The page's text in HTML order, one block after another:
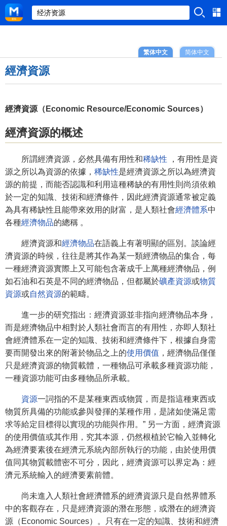
简体中文
繁体中文
經濟資源
經濟資源（Economic Resource/Economic Sources）
經濟資源的概述
所謂經濟資源，必然具備有用性和稀缺性 ，有用性是資
源之所以為資源的依據， 稀缺性是經濟資源之所以為經濟資
源的前提，而能否認識和利用這種稀缺的有用性則尚須依賴
於一定的知識、技術和經濟條件，因此經濟資源通常被定義
為具有稀缺性且能帶來效用的財富，是人類社會經濟體系中
各種經濟物品的總稱 。
經濟資源和經濟物品在語義上有著明顯的區別。談論經
濟資源的時候，往往是將其作為某一類經濟物品的集合，每
一種經濟資源實際上又可能包含著成千上萬種經濟物品，例
如石油和石英是不同的經濟物品，但都屬於礦產資源或物質
資源或自然資源的範疇。
進一步的研究指出：經濟資源並非指向經濟物品本身，
而是經濟物品中相對於人類社會而言的有用性，亦即人類社
會經濟體系在一定的知識、技術和經濟條件下，根據自身需
要而開發出來的附著於物品之上的使用價值 ，經濟物品僅僅
只是經濟資源的物質載體，一種物品可承載多種資源功能，
一種資源功能可由多種物品所承載。
資源一詞指的不是某種東西或物質，而是指這種東西或
物質所具備的功能或參與發揮的某種作用，是諸如使滿足需
求等給定目標得以實現的功能與作用。” 另一方面，經濟資源
的使用價值或其作用，究其本源，仍然根植於它輸入並轉化
為經濟要素後在經濟元系統內部所執行的功能，由於使用價
值同其物質載體密不可分，因此，經濟資源可以界定為：經
濟元系統輸入的經濟要素前體。
尚未進入人類社會經濟體系的經濟資源只是自然界體系
中的客觀存在，只是經濟資源的潛在形態，或潛在的經濟資
源（Economic Sources）。只有在一定的知識、技術和經濟